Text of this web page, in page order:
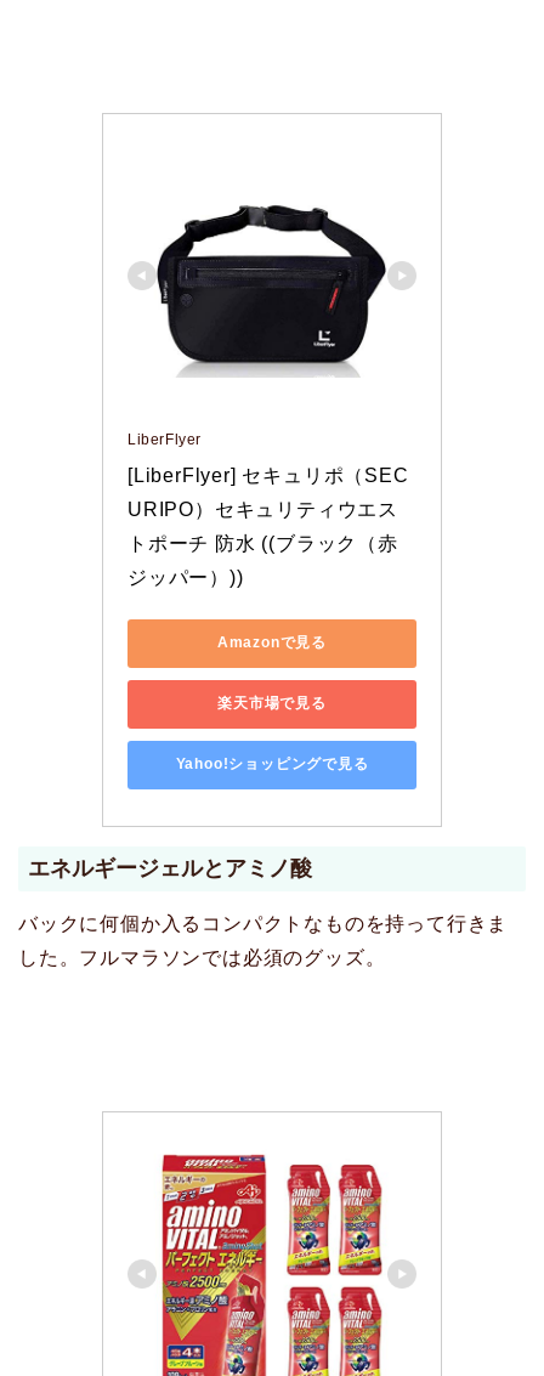
LiberFlyer
[LiberFlyer] セキュリポ（SEC
URIPO）セキュリティウエス
トポーチ 防水 ((ブラック（赤
ジッパー）))
Amazonで見る
楽天市場で見る
Yahoo!ショッピングで見る
エネルギージェルとアミノ酸
バックに何個か入るコンパクトなものを持って行きま
した。フルマラソンでは必須のグッズ。